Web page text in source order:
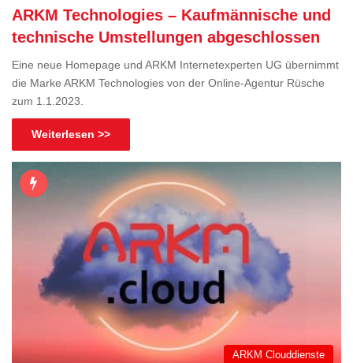
ARKM Technologies – Kaufmännische und
technische Umstellungen abgeschlossen
Eine neue Homepage und ARKM Internetexperten UG übernimmt
die Marke ARKM Technologies von der Online-Agentur Rüsche
zum 1.1.2023.
Weiterlesen >>
ARKM Clouddienste